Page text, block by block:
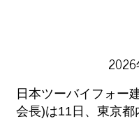
日本ツーバイフォー
会長)は11日、東京